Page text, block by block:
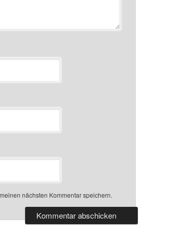
nächsten Kommentar speichern.